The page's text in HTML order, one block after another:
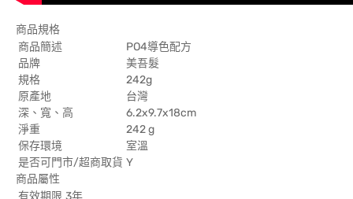
商品規格
商品簡述
PO4導色配方
品牌
美吾髮
規格
242g
原產地
台灣
深、寬、高
6.2x9.7x18cm
淨重
242 g
保存環境
室溫
是否可門市/超商取貨 Y
商品屬性
有效期限 3年